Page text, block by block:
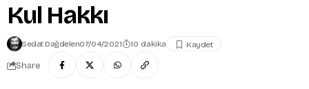
Kul Hakkı
Sedat Dağdelen07/04/2021 10 dakika
Share